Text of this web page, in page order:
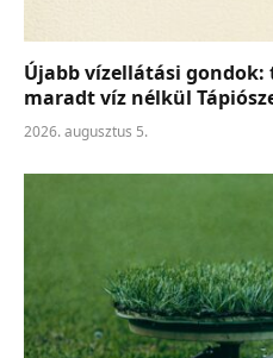
Újabb vízellátási gondok:
maradt víz nélkül
2026. augusztus 5.